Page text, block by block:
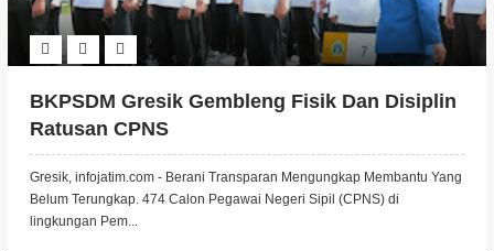
BKPSDM Gresik Gembleng Fisik Dan Disiplin
Ratusan CPNS
Gresik, infojatim.com - Berani Transparan Mengungkap Membantu Yang
Belum Terungkap. 474 Calon Pegawai Negeri Sipil (CPNS) di
lingkungan Pem...